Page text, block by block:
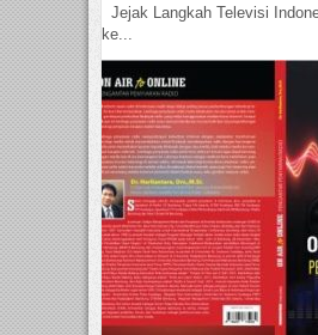
Jejak Langkah Televisi
ke...